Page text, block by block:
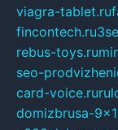
viagra-tablet.ru
fincontech.ru
rebus-toys.ru
seo-
card-voice.ru
domizbrusa-